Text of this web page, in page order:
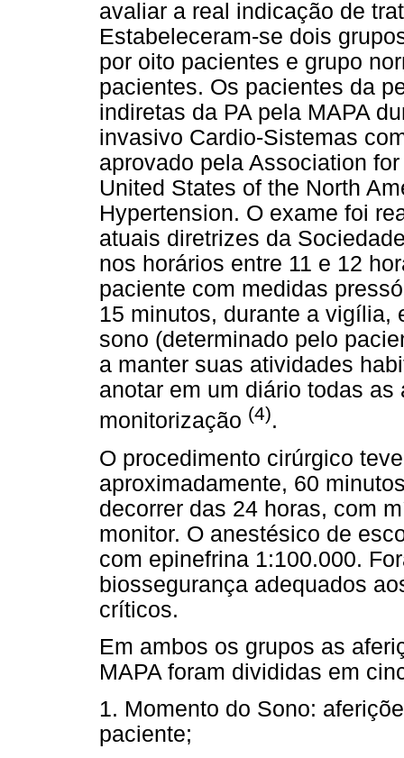
avaliar a real indicação de
Estabeleceram-se dois
por oito pacientes e grupo
pacientes. Os pacientes da
indiretas da PA pela MAPA
invasivo Cardio-Sistemas
aprovado pela Association
United States of the North
Hypertension. O exame foi
atuais diretrizes da
nos horários entre 11 e 12
paciente com medidas
15 minutos, durante a vigília,
sono (determinado pelo
a manter suas atividades
anotar em um diário todas
monitorização (4).
O procedimento cirúrgico
aproximadamente, 60
decorrer das 24 horas, com
monitor. O anestésico de
com epinefrina 1:100.000.
biossegurança adequados
críticos.
Em ambos os grupos as
MAPA foram divididas em
1. Momento do Sono:
paciente;